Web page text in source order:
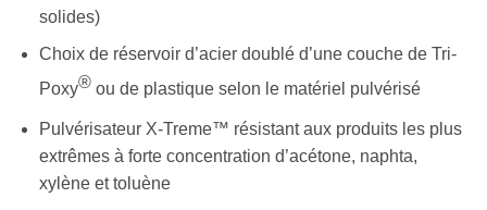
solides)
Choix de réservoir d’acier doublé d’une couche de Tri-
Poxy® ou de plastique selon le matériel pulvérisé
Pulvérisateur X-Treme™ résistant aux produits les plus
extrêmes à forte concentration d’acétone, naphta,
xylène et toluène